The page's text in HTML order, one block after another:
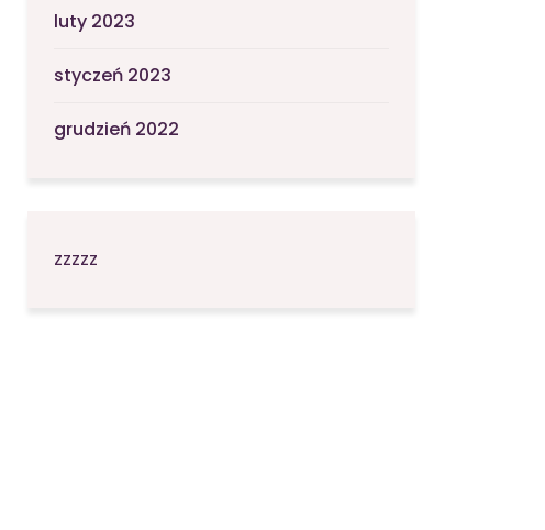
luty 2023
styczeń 2023
grudzień 2022
zzzzz